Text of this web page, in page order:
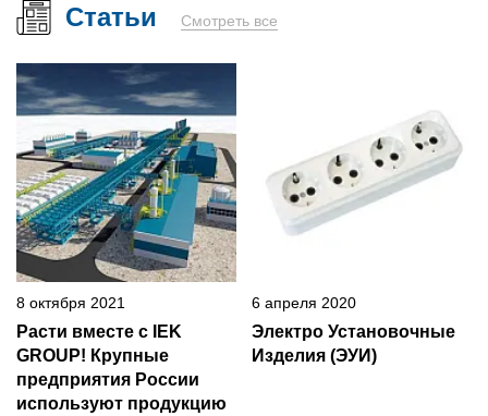
Статьи Смотреть все
8 октября 2021
Расти вместе с IEK
GROUP! Крупные
предприятия России
используют продукцию
6 апреля 2020
Электро Установочные
Изделия (ЭУИ)